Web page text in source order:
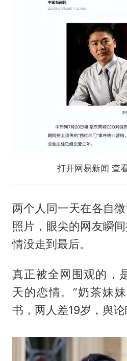
打开网易新闻 查
两个人同一天在各自
照片，眼尖的网友瞬
情没走到最后。
真正被全网围观的，
天的恋情。“奶茶妹
书，两人差19岁，舆论